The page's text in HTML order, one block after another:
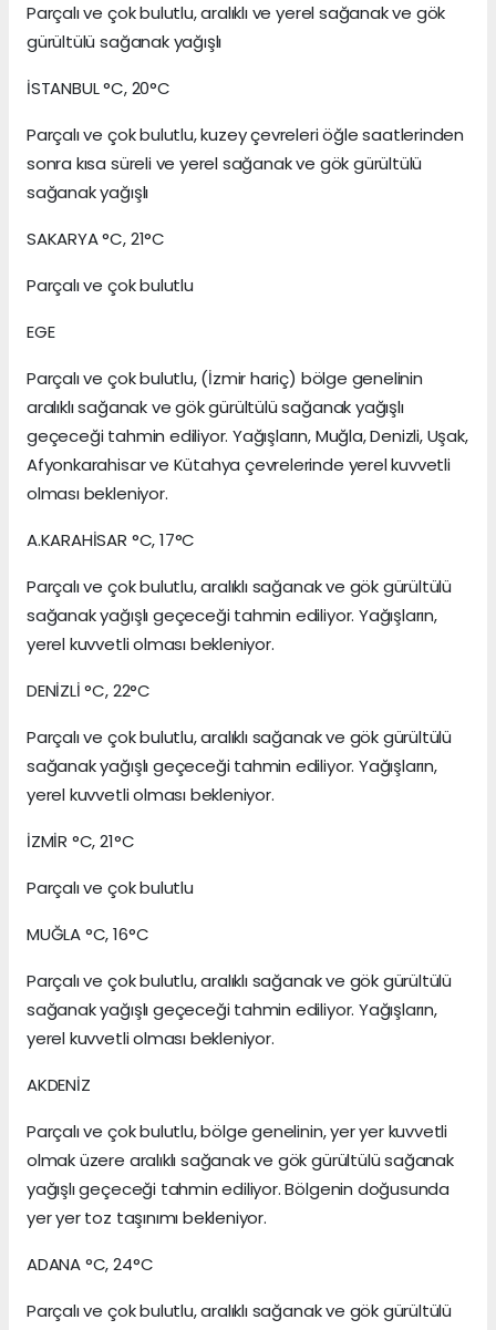
Parçalı ve çok bulutlu, aralıklı ve yerel sağanak ve gök
gürültülü sağanak yağışlı
İSTANBUL °C, 20°C
Parçalı ve çok bulutlu, kuzey çevreleri öğle saatlerinden
sonra kısa süreli ve yerel sağanak ve gök gürültülü
sağanak yağışlı
SAKARYA °C, 21°C
Parçalı ve çok bulutlu
EGE
Parçalı ve çok bulutlu, (İzmir hariç) bölge genelinin
aralıklı sağanak ve gök gürültülü sağanak yağışlı
geçeceği tahmin ediliyor. Yağışların, Muğla, Denizli, Uşak,
Afyonkarahisar ve Kütahya çevrelerinde yerel kuvvetli
olması bekleniyor.
A.KARAHİSAR °C, 17°C
Parçalı ve çok bulutlu, aralıklı sağanak ve gök gürültülü
sağanak yağışlı geçeceği tahmin ediliyor. Yağışların,
yerel kuvvetli olması bekleniyor.
DENİZLİ °C, 22°C
Parçalı ve çok bulutlu, aralıklı sağanak ve gök gürültülü
sağanak yağışlı geçeceği tahmin ediliyor. Yağışların,
yerel kuvvetli olması bekleniyor.
İZMİR °C, 21°C
Parçalı ve çok bulutlu
MUĞLA °C, 16°C
Parçalı ve çok bulutlu, aralıklı sağanak ve gök gürültülü
sağanak yağışlı geçeceği tahmin ediliyor. Yağışların,
yerel kuvvetli olması bekleniyor.
AKDENİZ
Parçalı ve çok bulutlu, bölge genelinin, yer yer kuvvetli
olmak üzere aralıklı sağanak ve gök gürültülü sağanak
yağışlı geçeceği tahmin ediliyor. Bölgenin doğusunda
yer yer toz taşınımı bekleniyor.
ADANA °C, 24°C
Parçalı ve çok bulutlu, aralıklı sağanak ve gök gürültülü